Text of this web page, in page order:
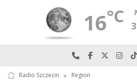
16°C
Najlepiej po
Odwiedź
Radio Szczecin » Region